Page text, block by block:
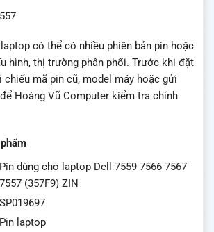
có thể có nhiều phiên bản pin hoặc
hình, thị trường phân phối. Trước khi đặt
chiếu mã pin cũ, model máy hoặc gửi
Hoàng Vũ Computer kiểm tra chính
Pin dùng cho laptop Dell 7559 7566 7567
7557 (357F9) ZIN
SP019697
Pin laptop